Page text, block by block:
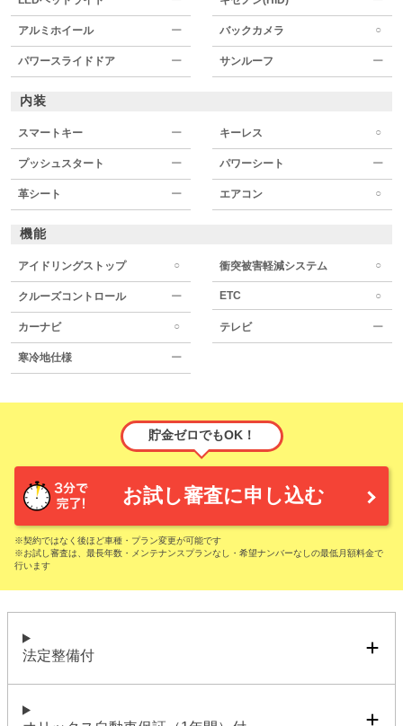
アルミホイール ー バックカメラ ○
パワースライドドア ー サンルーフ ー
内装
スマートキー ー キーレス ○
プッシュスタート ー パワーシート ー
革シート ー エアコン ○
機能
アイドリングストップ ○ 衝突被害軽減システム ○
クルーズコントロール ー ETC ○
カーナビ ○ テレビ ー
寒冷地仕様 ー
貯金ゼロでもOK！
お試し審査に申し込む
※契約ではなく後ほど車種・プラン変更が可能です
※お試し審査は、最長年数・メンテナンスプランなし・希望ナンバーなしの最低月額料金で
行います
法定整備付